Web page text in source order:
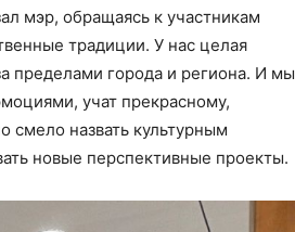
мэр, обращаясь к участникам
традиции. У нас целая
пределами города и региона. И мы
учат прекрасному,
назвать культурным
новые перспективные проекты.